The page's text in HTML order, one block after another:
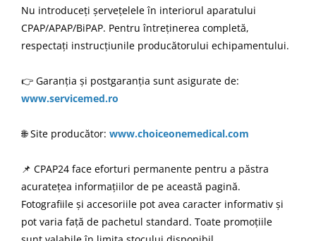
Nu introduceți șervețelele în interiorul aparatului
CPAP/APAP/BiPAP. Pentru întreținerea completă,
respectați instrucțiunile producătorului echipamentului.
👉 Garanția și postgaranția sunt asigurate de:
www.servicemed.ro
🌐 Site producător: www.choiceonemedical.com
📌 CPAP24 face eforturi permanente pentru a păstra
acuratețea informațiilor de pe această pagină.
Fotografiile și accesoriile pot avea caracter informativ și
pot varia față de pachetul standard. Toate promoțiile